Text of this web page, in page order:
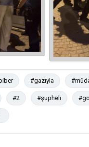
#gazıyla
#2 #şüpheli